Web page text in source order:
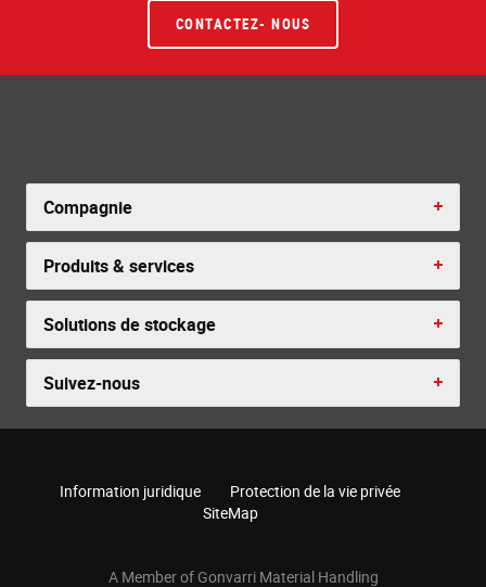
CONTACTEZ- NOUS
Compagnie
Produits & services
Solutions de stockage
Suivez-nous
Information juridique
Protection de la vie privée
SiteMap
A Member of Gonvarri Material Handling